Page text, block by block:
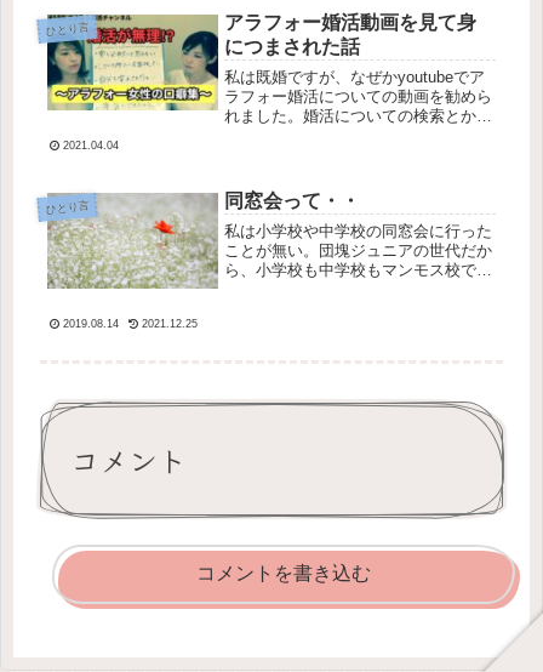
日...
ひとり言
アラフォー婚活動画を見て身
につまされた話
私は既婚ですが、なぜかyoutubeでア
ラフォー婚活についての動画を勧めら
れました。婚活についての検索とかし
いるのでしょうか？結婚相談所の...
2021.04.04
ひとり言 同窓会って・・
私は小学校や中学校の同窓会に行った
ことが無い。団塊ジュニアの世代だか
ら、小学校も中学校もマンモス校でほ
2019.08.14 2021.12.25
コメント
コメントを書き込む